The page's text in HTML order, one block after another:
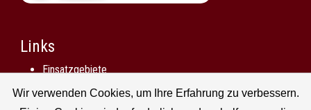
Links
Einsatzgebiete
Impressum
Datenschutzerklärung
Wir verwenden Cookies, um Ihre Erfahrung zu verbessern.